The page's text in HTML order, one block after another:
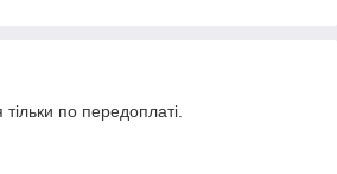
по передоплаті.